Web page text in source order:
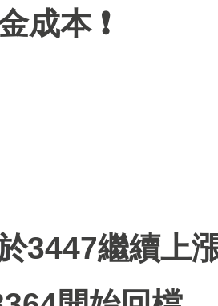
成本 ❗️
3447繼續上